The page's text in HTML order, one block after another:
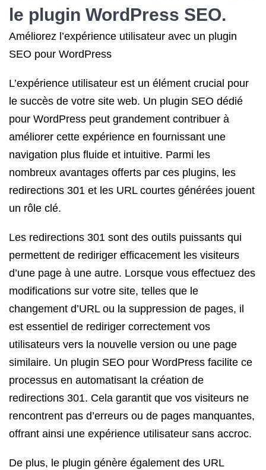
le plugin WordPress SEO.
Améliorez l’expérience utilisateur avec un plugin
SEO pour WordPress
L’expérience utilisateur est un élément crucial pour
le succès de votre site web. Un plugin SEO dédié
pour WordPress peut grandement contribuer à
améliorer cette expérience en fournissant une
navigation plus fluide et intuitive. Parmi les
nombreux avantages offerts par ces plugins, les
redirections 301 et les URL courtes générées jouent
un rôle clé.
Les redirections 301 sont des outils puissants qui
permettent de rediriger efficacement les visiteurs
d’une page à une autre. Lorsque vous effectuez des
modifications sur votre site, telles que le
changement d’URL ou la suppression de pages, il
est essentiel de rediriger correctement vos
utilisateurs vers la nouvelle version ou une page
similaire. Un plugin SEO pour WordPress facilite ce
processus en automatisant la création de
redirections 301. Cela garantit que vos visiteurs ne
rencontrent pas d’erreurs ou de pages manquantes,
offrant ainsi une expérience utilisateur sans accroc.
De plus, le plugin génère également des URL